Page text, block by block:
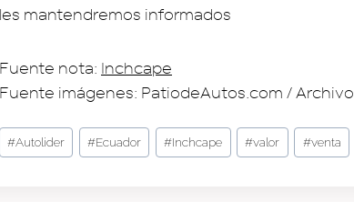
les mantendremos informados
Fuente nota: Inchcape
Fuente imágenes: PatiodeAutos.com / Archivo
Post
Tags:
#Autolider #Ecuador #Inchcape #valor #venta